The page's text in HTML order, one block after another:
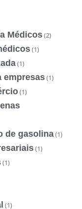
Médicos(2)
(1)
(1)
empresas(1)
(1)
de gasolina(1)
(1)
(1)
(1)